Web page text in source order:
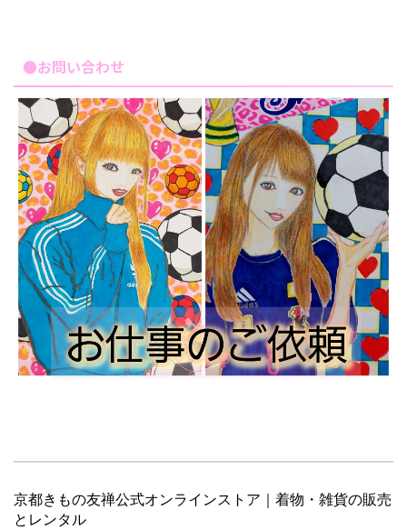
●お問い合わせ
京都きもの友禅公式オンラインストア｜着物・雑貨の販売
とレンタル